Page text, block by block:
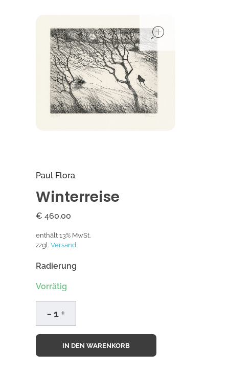
Paul Flora
Winterreise
€ 460,00
enthält 13% MwSt.
zzgl. Versand
Radierung
Vorrätig
IN DEN WARENKORB